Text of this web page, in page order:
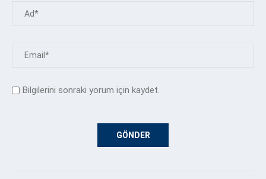
Bilgilerini sonraki yorum için kaydet.